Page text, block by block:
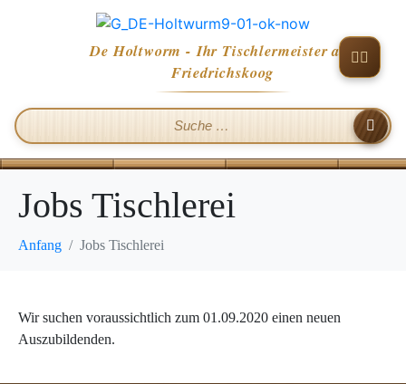
De Holtworm - Ihr Tischlermeister aus
Friedrichskoog
Jobs Tischlerei
Anfang Jobs Tischlerei
Wir suchen voraussichtlich zum 01.09.2020 einen neuen
Auszubildenden.